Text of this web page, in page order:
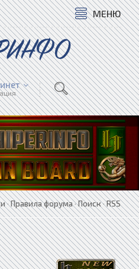
МЕНЮ
·Правила форума·Поиск·RSS